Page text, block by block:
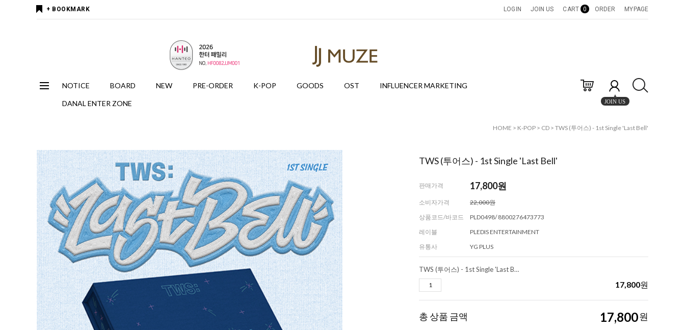
+ BOOKMARK LOGIN JOIN US CART 0 ORDER MYPAGE
NOTICE BOARD NEW PRE-ORDER K-POP GOODS OST INFLUENCER MARKETING
DANAL ENTER ZONE JOIN US
HOME > K-POP > CD > TWS (투어스) - 1st Single 'Last Bell'
TWS (투어스) - 1st Single 'Last Bell'
판매가격 17,800원
소비자가격
22,000원
상품코드/바코드
PLD0498/ 8800276473773
레이블
PLEDIS ENTERTAINMENT
유통사
YG PLUS
TWS (투어스) - 1st Single 'Last Bell'
17,800원
총 상품 금액 17,800원